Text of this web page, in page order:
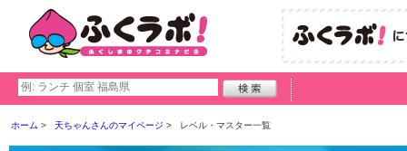
ホーム 天ちゃんさんのマイページ レベル・マスター一覧